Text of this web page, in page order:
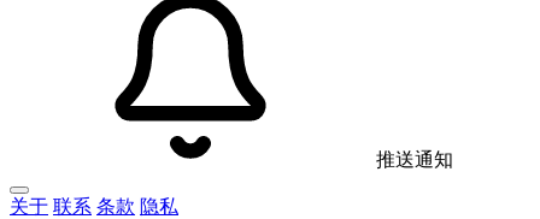
推送通知
关于 联系 条款 隐私